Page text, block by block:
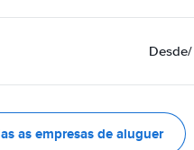
Desde/
as empresas de aluguer